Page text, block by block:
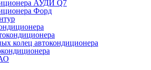
АУДИ Q7
Форд
колец автокондиционера